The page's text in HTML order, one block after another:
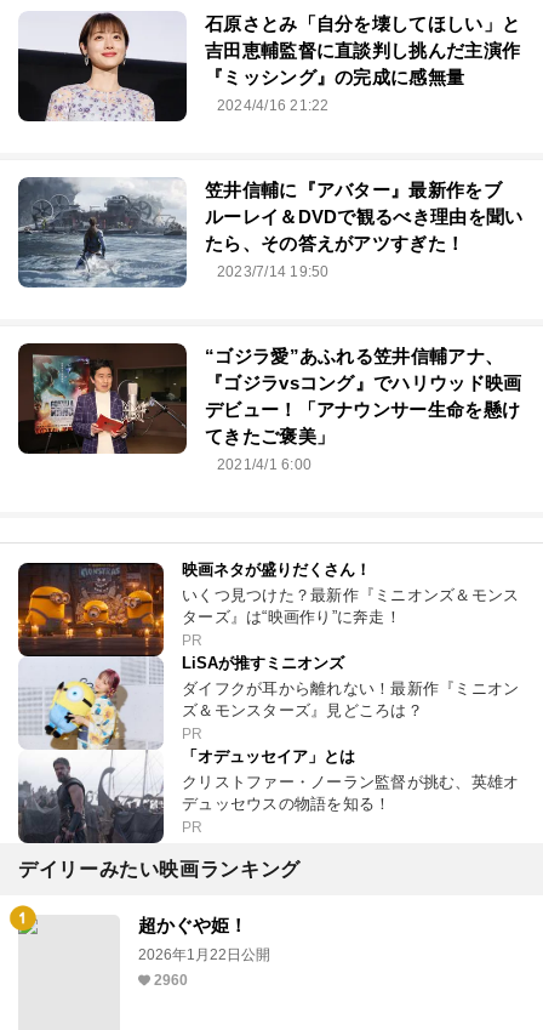
石原さとみ「自分を壊してほしい」と
吉田恵輔監督に直談判し挑んだ主演作
『ミッシング』の完成に感無量
2024/4/16 21:22
笠井信輔に『アバター』最新作をブ
ルーレイ＆DVDで観るべき理由を聞い
たら、その答えがアツすぎた！
2023/7/14 19:50
“ゴジラ愛”あふれる笠井信輔アナ、
『ゴジラvsコング』でハリウッド映画
デビュー！「アナウンサー生命を懸け
てきたご褒美」
2021/4/1 6:00
映画ネタが盛りだくさん！
いくつ見つけた？最新作『ミニオンズ＆モンス
ターズ』は“映画作り”に奔走！
PR
LiSAが推すミニオンズ
ダイフクが耳から離れない！最新作『ミニオン
ズ＆モンスターズ』見どころは？
PR
「オデュッセイア」とは
クリストファー・ノーラン監督が挑む、英雄オ
デュッセウスの物語を知る！
PR
デイリーみたい映画ランキング
超かぐや姫！
2026年1月22日公開
2960